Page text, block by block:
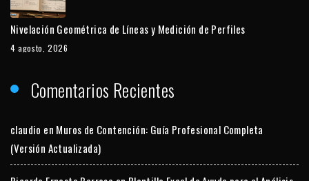
Nivelación Geométrica de Líneas y Medición de Perfiles
4 agosto, 2026
Comentarios Recientes
claudio en Muros de Contención: Guía Profesional Completa
(Versión Actualizada)